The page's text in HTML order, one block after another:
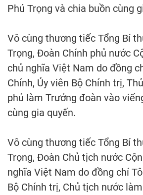
Phú Trọng và chia buồn cùng
Vô cùng thương tiếc Tổng Bí
Trọng, Đoàn Chính phủ nước
chủ nghĩa Việt Nam do đồng
Chính, Ủy viên Bộ Chính trị,
phủ làm Trưởng đoàn vào
cùng gia quyến.
Vô cùng thương tiếc Tổng Bí
Trọng, Đoàn Chủ tịch nước
nghĩa Việt Nam do đồng chí
Bộ Chính trị, Chủ tịch nước